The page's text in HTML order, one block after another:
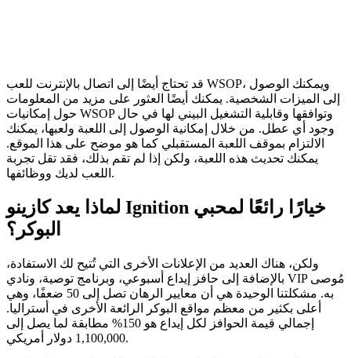
قد تحتاج أيضًا إلى اتصال بالإنترنت للعب WSOP، ويمكنك الوصول
إلى الميزات الشخصية. يمكنك أيضًا العثور على مزيد من المعلومات
حول إمكانيات WSOP وتوافقها وقابلية التشغيل البيني لها في حال
وجود أي عطل. من خلال إمكانية الوصول إلى اللعبة ولعبها، يمكنك
الالتزام بموقف اللعبة المستقبلي كما هو موضح على هذا الموقع.
يمكنك تحديث هذه اللعبة، ولكن إذا لم تقم بذلك، فقد تقل تجربة
اللعب لديك ووظائفها.
لماذا يعد كازينو Ignition خيارًا رائعًا لمحبي
البوكر؟
ولكن، هناك العديد من الإعلانات الأخرى التي تُتيح لك الاستفادة،
بالإضافة إلى حافز إيداع أسبوعي، وبرنامج توصية، ونادي VIP مُوصى
به. مشكلتنا الوحيدة هي أن معايير الرهان تصل إلى 50 ضعفًا، وهي
أعلى بكثير من معظم مواقع البوكر الرائعة الأخرى في أستراليا.
إجمالي قيمة الحوافز لكل إيداع هو 150% مطابقة لما يصل إلى
1,100,000 دولار أمريكي.